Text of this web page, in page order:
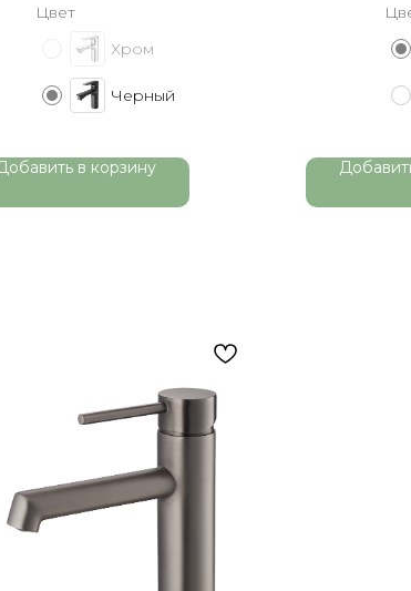
Цвет
Хром
Черный
в корзину